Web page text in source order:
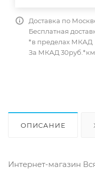
Доставка по
Бесплатная
*в пределах МКАД
За МКАД 30руб.*км
ОПИСАНИЕ
Интернет-магазин